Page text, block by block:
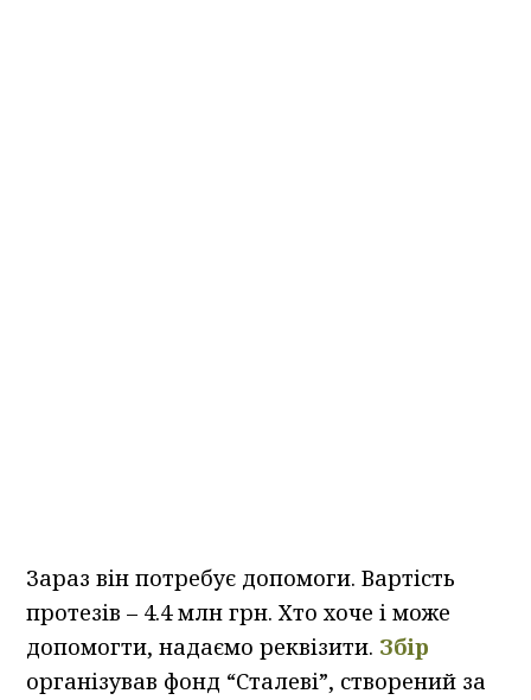
Зараз він потребує допомоги. Вартість
протезів – 4.4 млн грн. Хто хоче і може
допомогти, надаємо реквізити. Збір
організував фонд “Сталеві”, створений за